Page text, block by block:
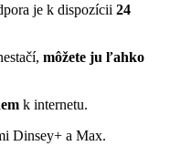
je k dispozícii 24
môžete ju ľahko
k internetu.
Dinsey+ a Max.